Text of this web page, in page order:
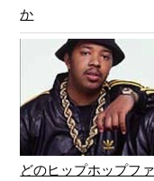
か
どのヒップホップフ